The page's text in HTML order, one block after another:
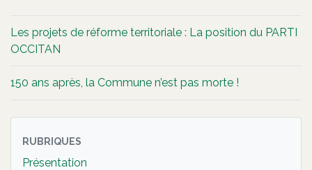
Les projets de réforme territoriale : La position du PARTI
OCCITAN
150 ans après, la Commune n’est pas morte !
RUBRIQUES
Présentation